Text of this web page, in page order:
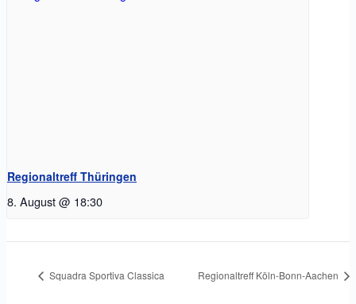
Regionaltreff Thüringen
8. August @ 18:30
Squadra Sportiva Classica Regionaltreff Köln-Bonn-Aachen